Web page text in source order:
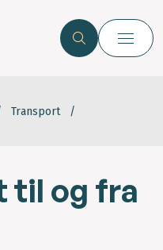
Transport
til og fra